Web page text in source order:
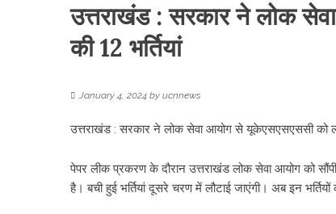
उत्तराखंड : सरकार ने लोक
की 12 भर्तियां
January 4, 2024 by ucnnews
उत्तराखंड : सरकार ने लोक सेवा आयोग से यूकेएसएसएससी को
पेपर लीक प्रकरण के दौरान उत्तराखंड लोक सेवा आयोग को
है। बची हुई भर्तियां दूसरे चरण में लौटाई जाएंगी। अब इन